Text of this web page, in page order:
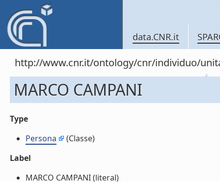
data.CNR.it
http://www.cnr.it/ontology/cnr/individuo/
MARCO CAMPANI
Type
Persona
(Classe)
Label
MARCO CAMPANI (literal)